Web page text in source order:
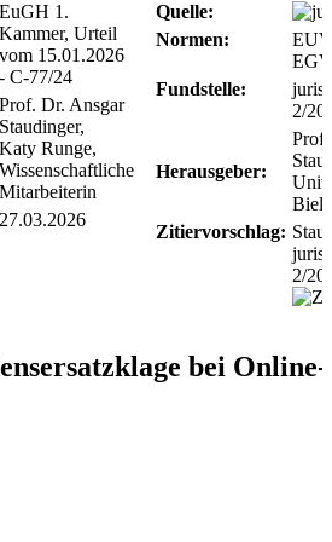
EuGH 1.
Kammer, Urteil
vom 15.01.2026
- C-77/24
Prof. Dr. Ansgar
Staudinger,
Katy Runge,
Wissenschaftliche
Mitarbeiterin
27.03.2026
Quelle:
Normen:
Fundstelle:
2/
Herausgeber:
Zitiervorschlag:
2/
bei Online-